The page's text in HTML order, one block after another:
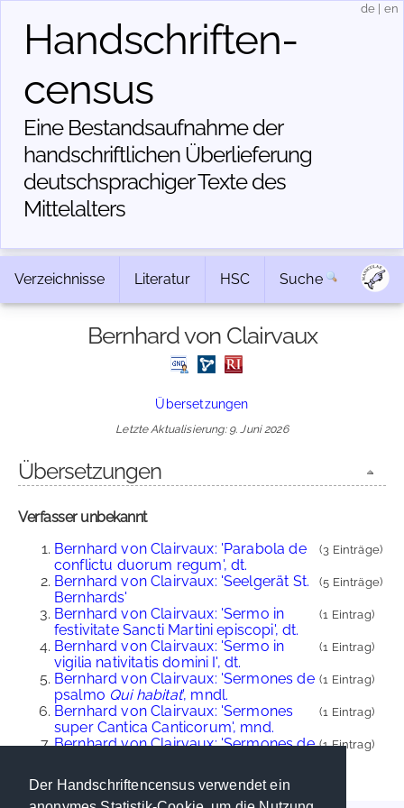
Der Handschriftencensus verwendet ein
Handschriften­
census
Eine Bestandsaufnahme der
handschriftlichen Über­lieferung
deutschsprachiger Texte des
Mittelalters
de en
Verzeichnisse Literatur HSC Suche
Bernhard von Clairvaux
Übersetzungen
Letzte Aktualisierung: 9. Juni 2026
Übersetzungen
Verfasser unbekannt
Bernhard von Clairvaux: 'Parabola de
conflictu duorum regum', dt.
(3 Einträge)
Bernhard von Clairvaux: 'Seelgerät St.
Bernhards'
(5 Einträge)
Bernhard von Clairvaux: 'Sermo in
festivitate Sancti Martini episcopi', dt.
(1 Eintrag)
Bernhard von Clairvaux: 'Sermo in
vigilia nativitatis domini I', dt.
(1 Eintrag)
Bernhard von Clairvaux: 'Sermones de
psalmo Qui habitat', mndl.
(1 Eintrag)
Bernhard von Clairvaux: 'Sermones
super Cantica Canticorum', mnd.
(1 Eintrag)
Bernhard von Clairvaux: 'Sermones de (1 Eintrag)